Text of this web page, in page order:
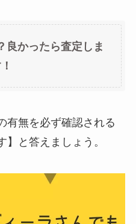
良かったら査定しま
有無を必ず確認される
と答えましょう。